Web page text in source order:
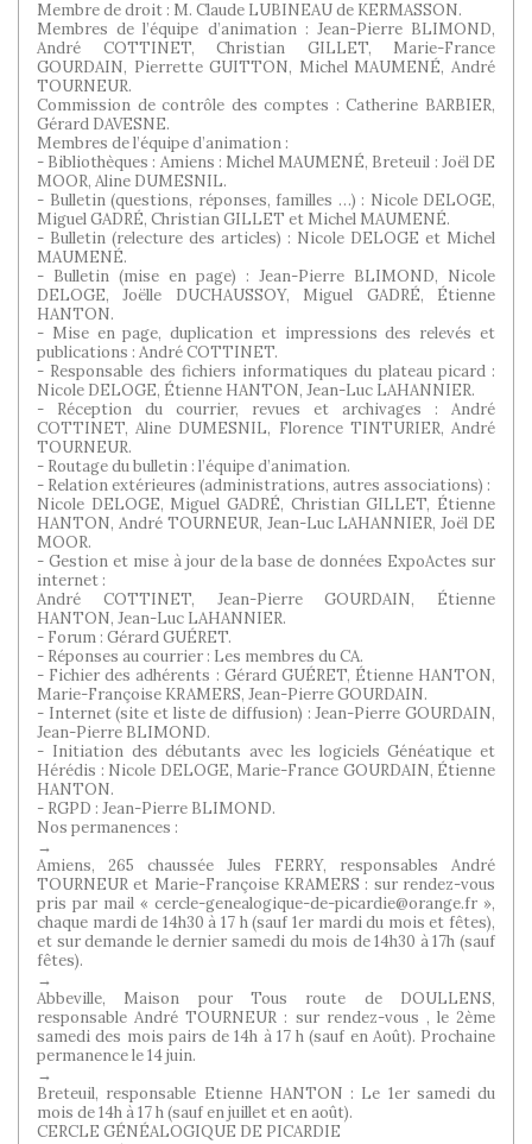
Membre de droit : M. Claude LUBINEAU de KERMASSON.
Membres de l’équipe d’animation : Jean-Pierre BLIMOND,
André COTTINET, Christian GILLET, Marie-France
GOURDAIN, Pierrette GUITTON, Michel MAUMENÉ, André
TOURNEUR.
Commission de contrôle des comptes : Catherine BARBIER,
Gérard DAVESNE.
Membres de l’équipe d’animation :
- Bibliothèques : Amiens : Michel MAUMENÉ, Breteuil : Joël DE
MOOR, Aline DUMESNIL.
- Bulletin (questions, réponses, familles …) : Nicole DELOGE,
Miguel GADRÉ, Christian GILLET et Michel MAUMENÉ.
- Bulletin (relecture des articles) : Nicole DELOGE et Michel
MAUMENÉ.
- Bulletin (mise en page) : Jean-Pierre BLIMOND, Nicole
DELOGE, Joëlle DUCHAUSSOY, Miguel GADRÉ, Étienne
HANTON.
- Mise en page, duplication et impressions des relevés et
publications : André COTTINET.
- Responsable des fichiers informatiques du plateau picard :
Nicole DELOGE, Étienne HANTON, Jean-Luc LAHANNIER.
- Réception du courrier, revues et archivages : André
COTTINET, Aline DUMESNIL, Florence TINTURIER, André
TOURNEUR.
- Routage du bulletin : l’équipe d’animation.
- Relation extérieures (administrations, autres associations) :
Nicole DELOGE, Miguel GADRÉ, Christian GILLET, Étienne
HANTON, André TOURNEUR, Jean-Luc LAHANNIER, Joël DE
MOOR.
- Gestion et mise à jour de la base de données ExpoActes sur
internet :
André COTTINET, Jean-Pierre GOURDAIN, Étienne
HANTON, Jean-Luc LAHANNIER.
- Forum : Gérard GUÉRET.
- Réponses au courrier : Les membres du CA.
- Fichier des adhérents : Gérard GUÉRET, Étienne HANTON,
Marie-Françoise KRAMERS, Jean-Pierre GOURDAIN.
- Internet (site et liste de diffusion) : Jean-Pierre GOURDAIN,
Jean-Pierre BLIMOND.
- Initiation des débutants avec les logiciels Généatique et
Hérédis : Nicole DELOGE, Marie-France GOURDAIN, Étienne
HANTON.
- RGPD : Jean-Pierre BLIMOND.
Nos permanences :
→
Amiens, 265 chaussée Jules FERRY, responsables André
TOURNEUR et Marie-Françoise KRAMERS : sur rendez-vous
pris par mail « cercle-genealogique-de-picardie@orange.fr »,
chaque mardi de 14h30 à 17 h (sauf 1er mardi du mois et fêtes),
et sur demande le dernier samedi du mois de 14h30 à 17h (sauf
fêtes).
→
Abbeville, Maison pour Tous route de DOULLENS,
responsable André TOURNEUR : sur rendez-vous , le 2ème
samedi des mois pairs de 14h à 17 h (sauf en Août). Prochaine
permanence le 14 juin.
→
Breteuil, responsable Etienne HANTON : Le 1er samedi du
mois de 14h à 17 h (sauf en juillet et en août).
CERCLE GÉNÉALOGIQUE DE PICARDIE